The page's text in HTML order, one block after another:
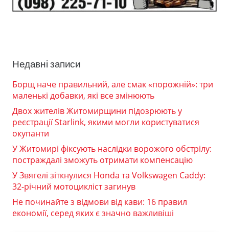
Недавні записи
Борщ наче правильний, але смак «порожній»: три
маленькі добавки, які все змінюють
Двох жителів Житомирщини підозрюють у
реєстрації Starlink, якими могли користуватися
окупанти
У Житомирі фіксують наслідки ворожого обстрілу:
постраждалі зможуть отримати компенсацію
У Звягелі зіткнулися Honda та Volkswagen Caddy:
32-річний мотоцикліст загинув
Не починайте з відмови від кави: 16 правил
економії, серед яких є значно важливіші